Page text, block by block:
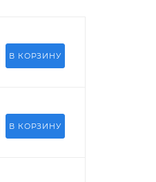
В КОРЗИНУ
В КОРЗИНУ